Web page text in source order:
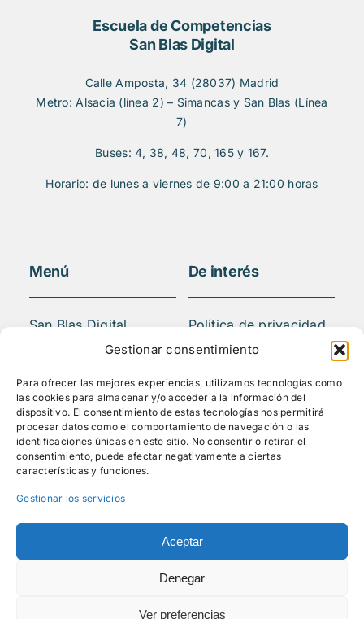
Gestionar consentimiento
Para ofrecer las mejores experiencias, utilizamos tecnologías como
las cookies para almacenar y/o acceder a la información del
dispositivo. El consentimiento de estas tecnologías nos permitirá
procesar datos como el comportamiento de navegación o las
identificaciones únicas en este sitio. No consentir o retirar el
consentimiento, puede afectar negativamente a ciertas
características y funciones.
Gestionar los servicios
Aceptar
Denegar
Ver preferencias
Escuela de Competencias
San Blas Digital
Calle Amposta, 34 (28037) Madrid
Metro: Alsacia (línea 2) – Simancas y San Blas (Línea
7)
Buses: 4, 38, 48, 70, 165 y 167.
Horario: de lunes a viernes de 9:00 a 21:00 horas
Menú
San Blas Digital
Quiénes somos
Actividades
Blog
Mediateca
Contacto
De interés
Política de privacidad
Aviso legal